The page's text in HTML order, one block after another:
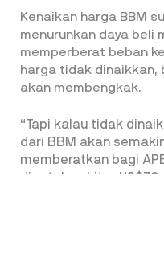
Kenaikan harga BBM
menurunkan daya beli
memperberat beban
harga tidak dinaikkan,
akan membengkak.
“Tapi kalau tidak
dari BBM akan
memberatkan bagi
dipatok sekitar